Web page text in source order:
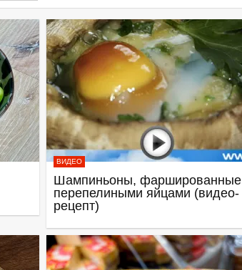
ВИДЕО
Шампиньоны, фаршированные
перепелиными яйцами (видео-
рецепт)